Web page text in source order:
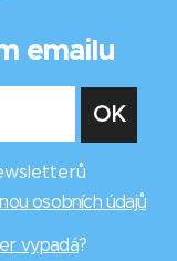
emailu
osobních údajů
vypadá?